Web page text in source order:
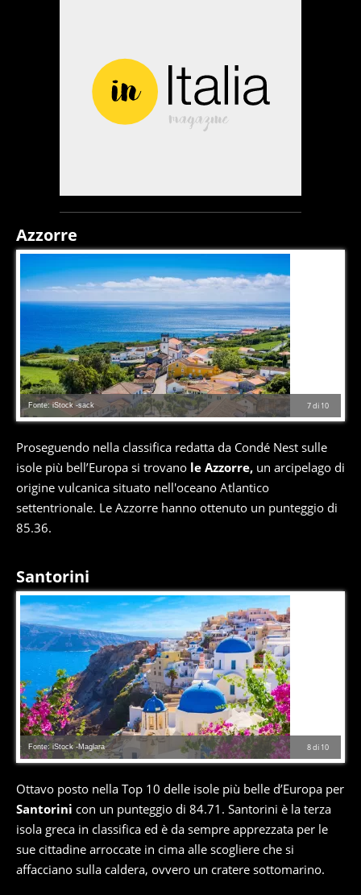
Azzorre
7di 10
Fonte: iStock -sack
Proseguendo nella classifica redatta da Condé Nest sulle
isole più bell’Europa si trovano le Azzorre, un arcipelago di
origine vulcanica situato nell'oceano Atlantico
settentrionale. Le Azzorre hanno ottenuto un punteggio di
85.36.
Santorini
8di 10
Fonte: iStock -Maglara
Ottavo posto nella Top 10 delle isole più belle d’Europa per
Santorini con un punteggio di 84.71. Santorini è la terza
isola greca in classifica ed è da sempre apprezzata per le
sue cittadine arroccate in cima alle scogliere che si
affacciano sulla caldera, ovvero un cratere sottomarino.